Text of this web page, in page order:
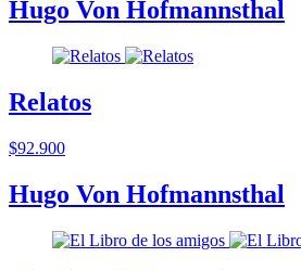
Hugo Von Hofmannsthal
Relatos
$92.900
Hugo Von Hofmannsthal